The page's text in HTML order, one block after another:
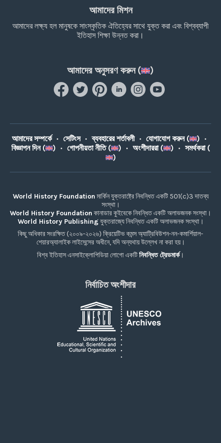
আমাদের মিশন
আমাদের লক্ষ্য হল মানুষকে সাংস্কৃতিক ঐতিহ্যের সাথে যুক্ত করা এবং বিশ্বব্যাপী
ইতিহাস শিক্ষা উন্নত করা।
আমাদের অনুসরণ করুন ( )
আমাদের সম্পর্কে • সেটিংস • ব্যবহারের শর্তাবলী • যোগাযোগ করুন ( ) •
বিজ্ঞাপন দিন (
) • গোপনীয়তা নীতি ( ) • অংশীদাররা ( ) • সমর্থকরা (
)
World History Foundation মার্কিন যুক্তরাষ্ট্রে নিবন্ধিত একটি 501(c)3 দাতব্য
সংস্থা।
World History Foundation কানাডার কুইবেকে নিবন্ধিত একটি অলাভজনক সংস্থা।
World History Publishing যুক্তরাজ্যে নিবন্ধিত একটি অলাভজনক সংস্থা।
কিছু অধিকার সংরক্ষিত (২০০৯-২০২৬) ক্রিয়েটিভ কমন্স অ্যাট্রিবিউশন-নন-কমার্শিয়াল-
শেয়ারঅ্যালাইক লাইসেন্সের অধীনে, যদি অন্যথায় উল্লেখ না করা হয়।
বিশ্ব ইতিহাস এনসাইক্লোপিডিয়া লোগো একটিনিবন্ধিত ট্রেডমার্ক।
নির্বাচিত অংশীদার